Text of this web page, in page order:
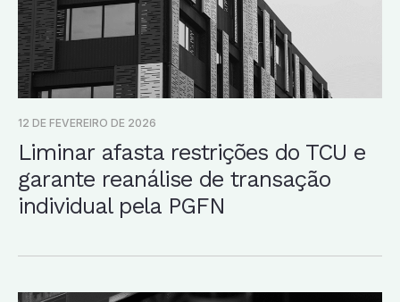
12 DE FEVEREIRO DE 2026
Liminar afasta restrições do TCU e
garante reanálise de transação
individual pela PGFN